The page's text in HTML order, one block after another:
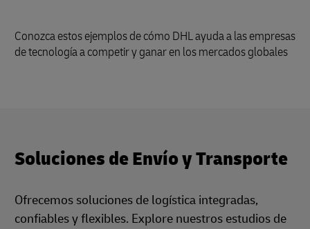
Conozca estos ejemplos de cómo DHL ayuda a las empresas
de tecnología a competir y ganar en los mercados globales
Soluciones de Envío y Transporte
Ofrecemos soluciones de logística integradas,
confiables y flexibles. Explore nuestros estudios de